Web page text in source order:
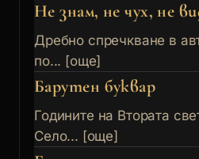
Не знам, не чух, не
Дребно спречкване в
по... [още]
Барутен буквар
Годините на Втората
Село... [още]